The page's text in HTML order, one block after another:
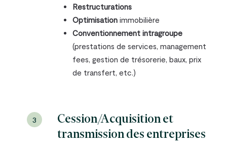
Restructurations
Optimisationimmobilière
Conventionnement intragroupe
(prestations de services, management
fees, gestion de trésorerie, baux, prix
de transfert, etc.)
3
Cession/Acquisition et
transmission des entreprises